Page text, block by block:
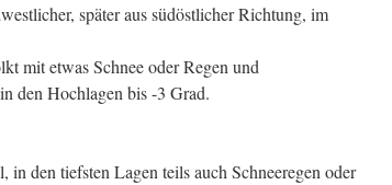
später aus südöstlicher Richtung, im
mit etwas Schnee oder Regen und
den Hochlagen bis -3 Grad.
den tiefsten Lagen teils auch Schneeregen oder